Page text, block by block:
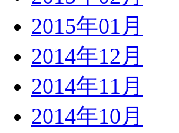
2015年01月
2014年12月
2014年11月
2014年10月